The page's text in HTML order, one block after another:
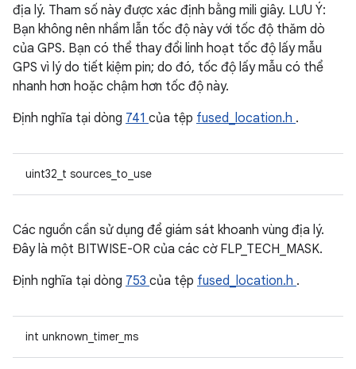
địa lý. Tham số này được xác định bằng mili giây. LƯU Ý:
Bạn không nên nhầm lẫn tốc độ này với tốc độ thăm dò
của GPS. Bạn có thể thay đổi linh hoạt tốc độ lấy mẫu
GPS vì lý do tiết kiệm pin; do đó, tốc độ lấy mẫu có thể
nhanh hơn hoặc chậm hơn tốc độ này.
Định nghĩa tại dòng 741 của tệp fused_location.h .
uint32_t sources_to_use
Các nguồn cần sử dụng để giám sát khoanh vùng địa lý.
Đây là một BITWISE-OR của các cờ FLP_TECH_MASK.
Định nghĩa tại dòng 753 của tệp fused_location.h .
int unknown_timer_ms